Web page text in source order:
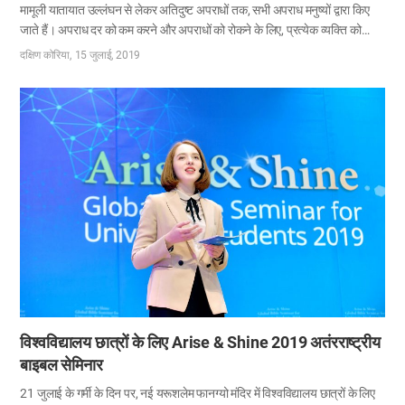
मामूली यातायात उल्लंघन से लेकर अतिदुष्ट अपराधों तक, सभी अपराध मनुष्यों द्वारा किए
जाते हैं। अपराध दर को कम करने और अपराधों को रोकने के लिए, प्रत्येक व्यक्ति को
बदलने की जरूरत है। 15 जुलाई को कोरिया के नई यरूशलेम फानग्यो मंदिर में आयोजित
लिए एक लंबी छलांग, के लिए दुनिया भर के विश्वविद्यालय के छात्र इकट्ठे हुए जिनके पास
कैंपस में बदलाव लाकर एक अपराध रहित, शांतिपूर्ण और सुरक्षित दुनिया बनाने की आकांक्षाएं
थीं। 6 महाद्वीपों में 42 देशों के प्रोफेसरों, पत्रकारों, और ASEZ सदस्यों सहित 2,500 से
अधिक लोगों ने इस कार्यक्रम में भाग लिया, ताकि एक साथ अपराध निवारण
परियोजना(Reduce Crime Together,…
दक्षिण कोरिया 15 जुलाई, 2019
विश्वविद्यालय छात्रों के लिएArise & Shine 2019अतंरराष्ट्रीय
बाइबल सेमिनार
21 जुलाई के गर्मी के दिन पर, नई यरूशलेम फानग्यो मंदिर में विश्वविद्यालय छात्रों के लिए